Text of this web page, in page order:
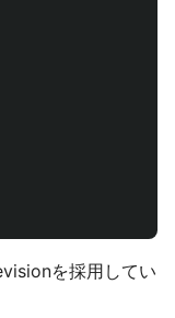
を採用してい